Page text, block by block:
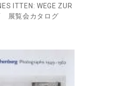
ITTEN: WEGE ZUR
展覧会カタログ